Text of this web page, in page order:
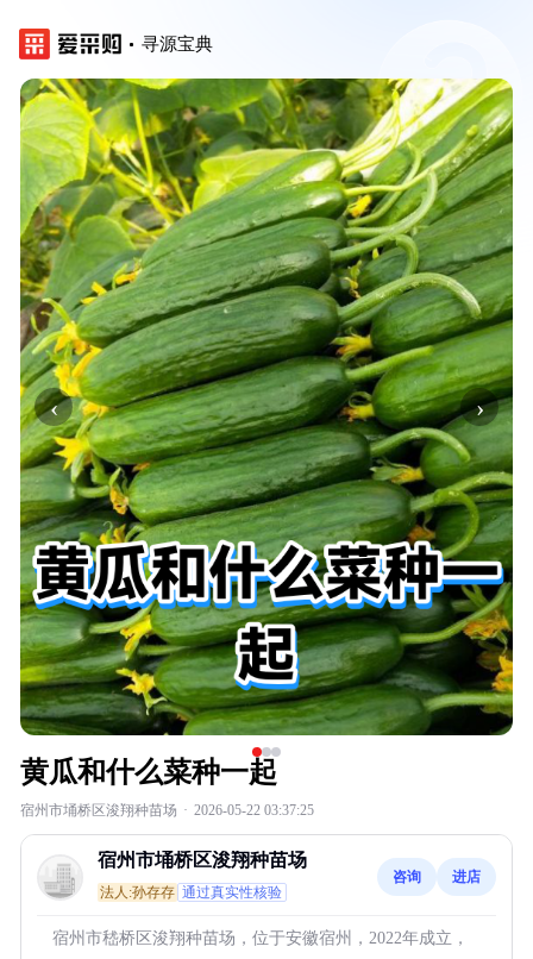
寻源宝典
‹ ›
黄瓜和什么菜种一起
宿州市埇桥区浚翔种苗场 · 2026-05-22 03:37:25
宿州市埇桥区浚翔种苗场
法人:孙存存 通过真实性核验
咨询 进店
宿州市嵇桥区浚翔种苗场，位于安徽宿州，2022年成立，